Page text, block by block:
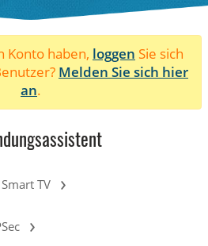
Konto haben, loggen Sie sich
Melden Sie sich hier
an.
Smart TV ›
›